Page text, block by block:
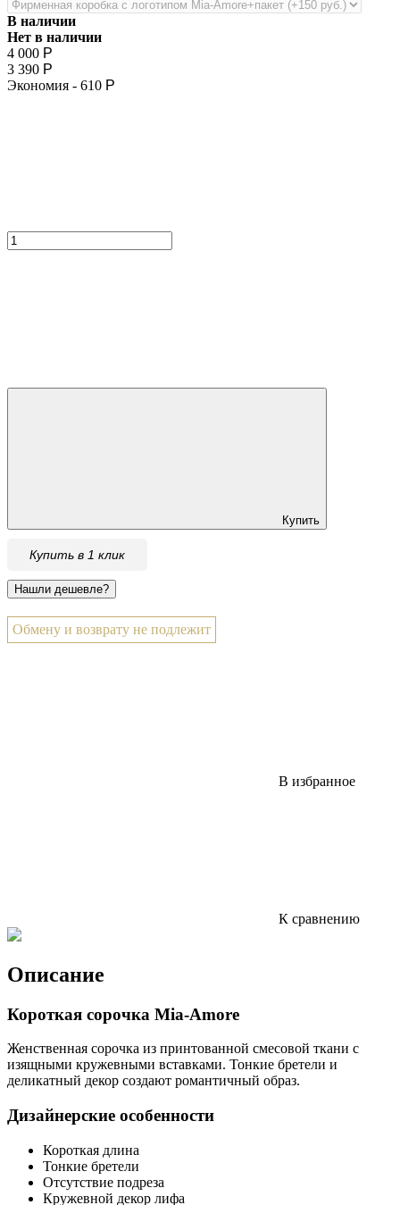
В наличии
Нет в наличии
4 000 Р
3 390 Р
Экономия - 610 Р
Купить
Купить в 1 клик
Обмену и возврату не подлежит
В избранное
К сравнению
Описание
Короткая сорочка Mia-Amore
Женственная сорочка из принтованной смесовой ткани с
изящными кружевными вставками. Тонкие бретели и
деликатный декор создают романтичный образ.
Дизайнерские особенности
Короткая длина
Тонкие бретели
Отсутствие подреза
Кружевной декор лифа